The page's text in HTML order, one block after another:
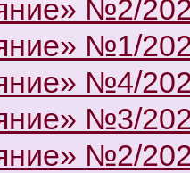
№2/
№1/
№4/
№3/
№2/